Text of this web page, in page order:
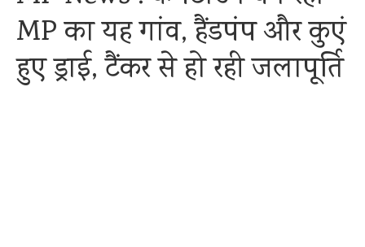
MP का यह गांव, हैंडपंप और कुएं
हुए ड्राई, टैंकर से हो रही जलापूर्ति